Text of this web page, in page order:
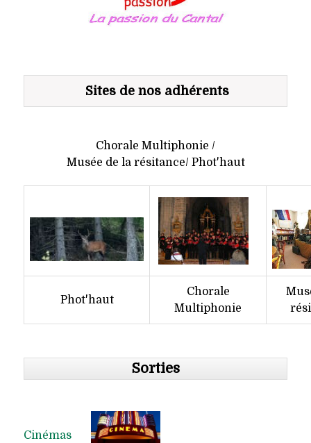
Sites de nos adhérents
Chorale Multiphonie /
Musée de la résitance/ Phot'haut
Phot'haut
Chorale
Multiphonie
Sorties
Cinémas